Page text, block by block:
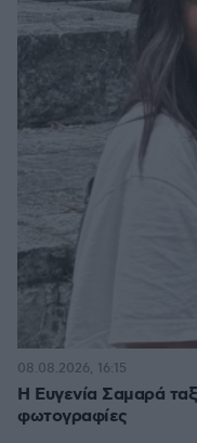
Η Ευγενία Σαμαρά
φωτογραφίες
08.08.2026, 16:15